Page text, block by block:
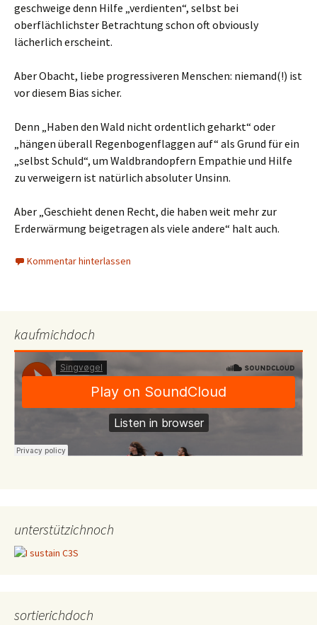
geschweige denn Hilfe „verdienten“, selbst bei
oberflächlichster Betrachtung schon oft obviously
lächerlich erscheint.
Aber Obacht, liebe progressiveren Menschen: niemand(!) ist
vor diesem Bias sicher.
Denn „Haben den Wald nicht ordentlich geharkt“ oder
„hängen überall Regenbogenflaggen auf“ als Grund für ein
„selbst Schuld“, um Waldbrandopfern Empathie und Hilfe
zu verweigern ist natürlich absoluter Unsinn.
Aber „Geschieht denen Recht, die haben weit mehr zur
Erderwärmung beigetragen als viele andere“ halt auch.
Kommentar hinterlassen
kaufmichdoch
unterstützichnoch
sortierichdoch